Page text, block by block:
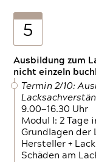
5
Ausbildung zum
nicht einzeln
Termin 2/10:
9.00—16.30 Uhr
Modul I: 2 Tage
Grundlagen der
Hersteller +
Schäden am